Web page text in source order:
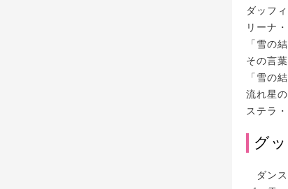
ダッフ
リーナ
「雪の
その言
「雪の
流れ星
ステラ
グ
ダンス